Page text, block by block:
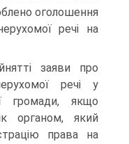
оголошення
речі на
заяви про
речі у
громади, якщо
органом, який
права на